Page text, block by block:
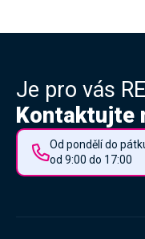
Je pro vás
Kontaktujte
Od pondělí do
od 9:00 do 17:00